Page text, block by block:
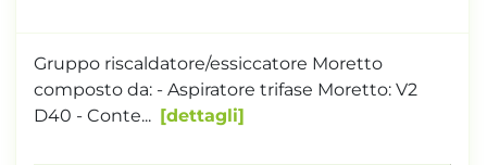
Gruppo riscaldatore/essiccatore Moretto
composto da: - Aspiratore trifase Moretto: V2
D40 - Conte...
dettagli